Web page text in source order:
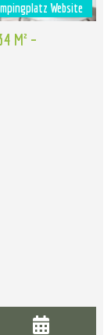
Website
M² –